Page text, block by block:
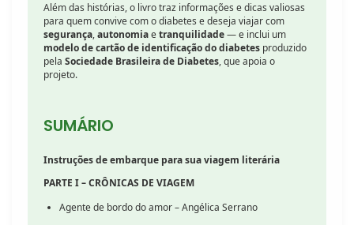
Além das histórias, o livro traz informações e dicas valiosas
para quem convive com o diabetes e deseja viajar com
segurança,autonomiaetranquilidade— e inclui um
modelo de cartão de identificação do diabetes produzido
pela Sociedade Brasileira de Diabetes, que apoia o
projeto.
SUMÁRIO
Instruções de embarque para sua viagem literária
PARTE I – CRÔNICAS DE VIAGEM
Agente de bordo do amor – Angélica Serrano